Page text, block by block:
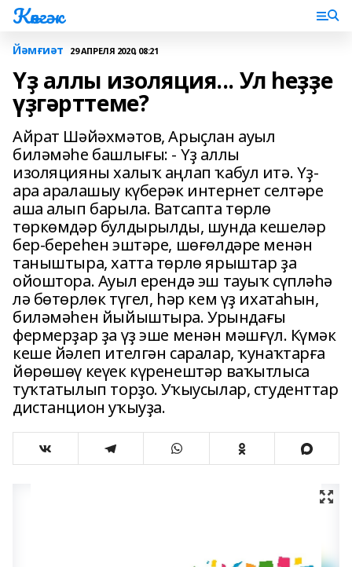
Көнгәк
Йәмғиәт 29 АПРЕЛЯ 2020, 08:21
Үҙ аллы изоляция... Ул һеҙҙе
үҙгәрттеме?
Айрат Шәйәхмәтов, Арыҫлан ауыл
биләмәһе башлығы: - Үҙ аллы
изоляцияны халыҡ аңлап ҡабул итә. Үҙ-
ара аралашыу күберәк интернет селтәре
аша алып барыла. Ватсапта төрлө
төркөмдәр булдырылды, шунда кешеләр
бер-береһен эштәре, шөғөлдәре менән
таныштыра, хатта төрлө ярыштар ҙа
ойоштора. Ауыл ерендә эш тауыҡ сүпләһә
лә бөтөрлөк түгел, һәр кем үҙ ихатаһын,
биләмәһен йыйыштыра. Урындағы
фермерҙар ҙа үҙ эше менән мәшғүл. Күмәк
кеше йәлеп ителгән саралар, ҡунаҡтарға
йөрөшөү кеүек күренештәр ваҡытлыса
туҡтатылып торҙо. Уҡыусылар, студенттар
дистанцион уҡыуҙа.